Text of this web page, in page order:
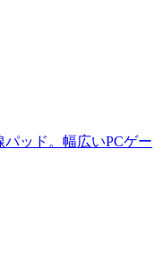
ッド。幅広いPCゲー